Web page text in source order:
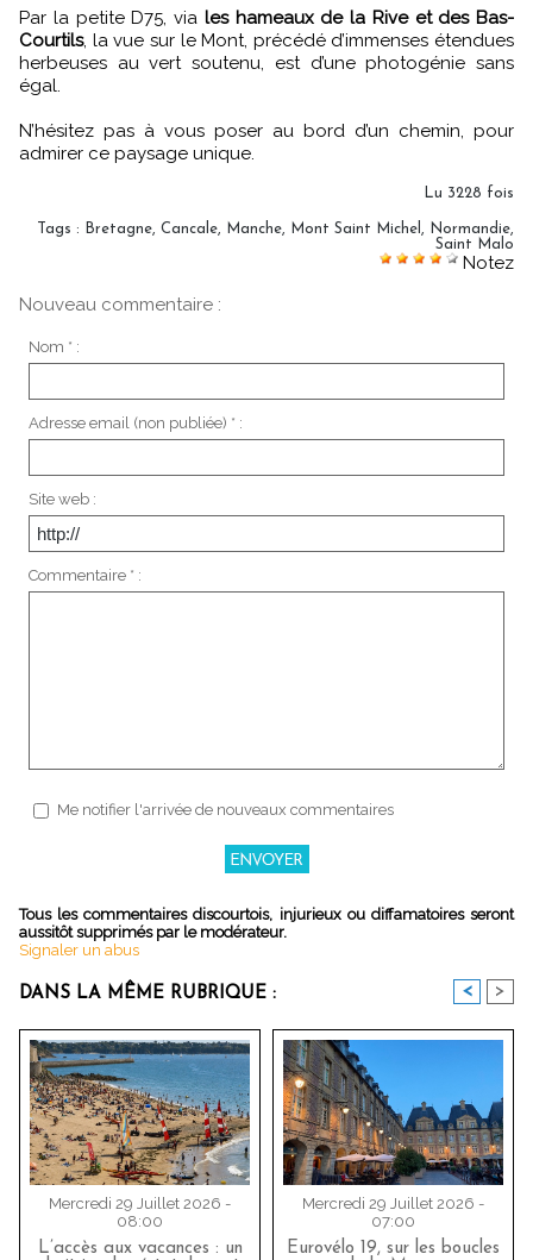
Par la petite D75, via les hameaux de la Rive et des Bas-
Courtils, la vue sur le Mont, précédé d’immenses étendues
herbeuses au vert soutenu, est d’une photogénie sans
égal.
N’hésitez pas à vous poser au bord d’un chemin, pour
admirer ce paysage unique.
Lu 3228 fois
Tags : Bretagne, Cancale, Manche, Mont Saint Michel , Normandie,
Saint Malo
Notez
Nouveau commentaire :
Nom * :
Adresse email (non publiée) * :
Site web :
Commentaire * :
Me notifier l'arrivée de nouveaux commentaires
Tous les commentaires discourtois, injurieux ou diffamatoires seront
aussitôt supprimés par le modérateur.
Signaler un abus
DANS LA MÊME RUBRIQUE : < >
Mercredi 29 Juillet 2026 -
08:00
L’accès aux vacances : un
Mercredi 29 Juillet 2026 -
07:00
Eurovélo 19, sur les boucles